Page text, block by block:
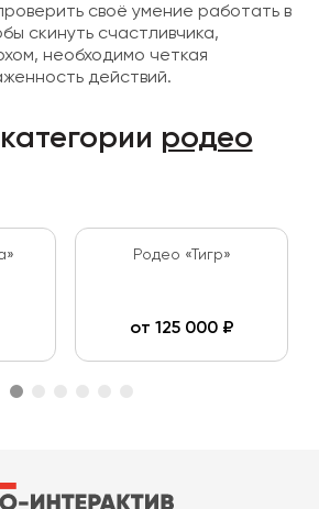
своё умение работать в
скинуть счастливчика,
необходимо четкая
действий.
родео
Родео «Тигр»
от 125 000₽